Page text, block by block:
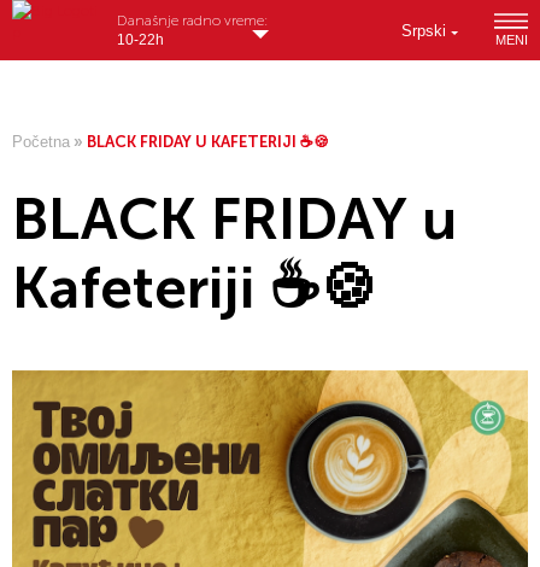
Srpski MENI
Današnje radno vreme:
10-22h
Početna » BLACK FRIDAY U KAFETERIJI ☕🍪
BLACK FRIDAY u
Kafeteriji ☕🍪